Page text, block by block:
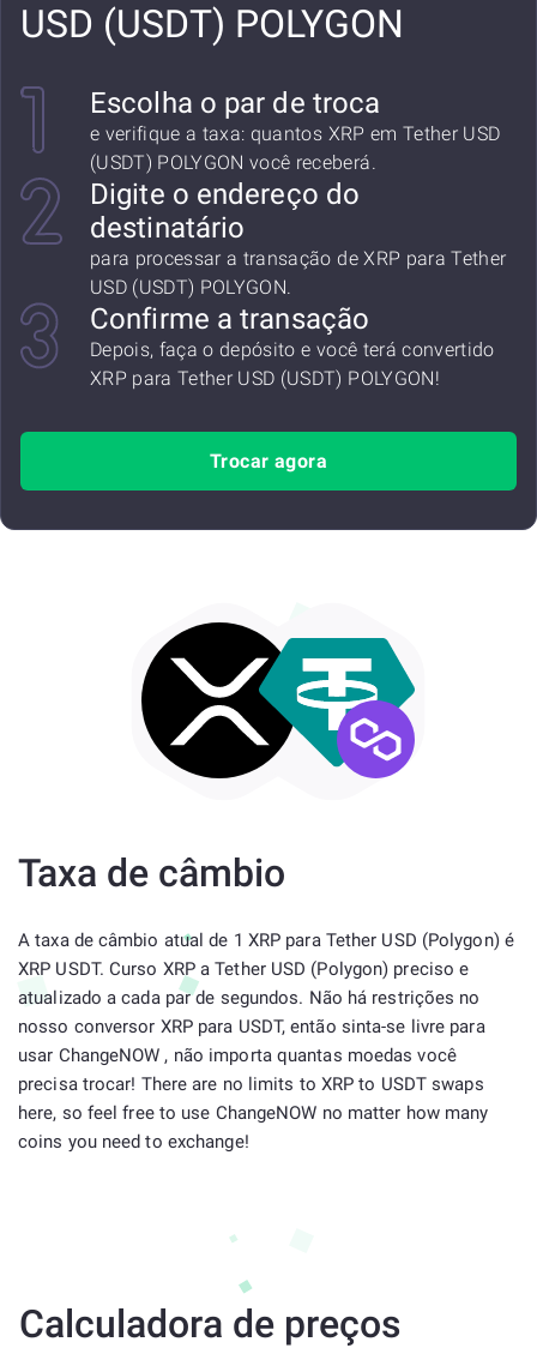
USD (USDT) POLYGON
Escolha o par de troca
e verifique a taxa: quantos XRP em Tether USD
(USDT) POLYGON você receberá.
Digite o endereço do
destinatário
para processar a transação de XRP para Tether
USD (USDT) POLYGON.
Confirme a transação
Depois, faça o depósito e você terá convertido
XRP para Tether USD (USDT) POLYGON!
Trocar agora
Taxa de câmbio
A taxa de câmbio atual de 1 XRP para Tether USD (Polygon) é
XRP USDT. Curso XRP a Tether USD (Polygon) preciso e
atualizado a cada par de segundos. Não há restrições no
nosso conversor XRP para USDT, então sinta-se livre para
usar ChangeNOW , não importa quantas moedas você
precisa trocar! There are no limits to XRP to USDT swaps
here, so feel free to use ChangeNOW no matter how many
coins you need to exchange!
Calculadora de preços